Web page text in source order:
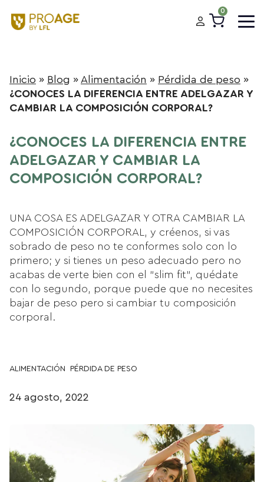
0
Inicio » Blog » Alimentación » Pérdida de peso »
¿CONOCES LA DIFERENCIA ENTRE ADELGAZAR Y
CAMBIAR LA COMPOSICIÓN CORPORAL?
¿CONOCES LA DIFERENCIA ENTRE
ADELGAZAR Y CAMBIAR LA
COMPOSICIÓN CORPORAL?
UNA COSA ES ADELGAZAR Y OTRA CAMBIAR LA
COMPOSICIÓN CORPORAL, y créenos, si vas
sobrado de peso no te conformes solo con lo
primero; y si tienes un peso adecuado pero no
acabas de verte bien con el "slim fit”, quédate
con lo segundo, porque puede que no necesites
bajar de peso pero si cambiar tu composición
corporal.
ALIMENTACIÓN PÉRDIDA DE PESO
24 agosto, 2022